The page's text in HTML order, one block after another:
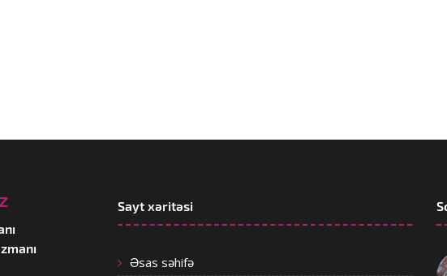
Sayt xəritəsi
Əsas səhifə